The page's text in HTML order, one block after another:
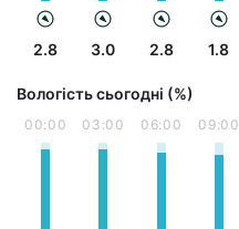
2.8 3.0 2.8 1.8
Вологість сьогодні (%)
00:00 03:00 06:00 09:00